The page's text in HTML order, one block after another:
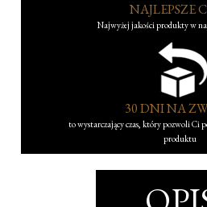
NAJLEPSZE
Najwyżej jakości produkty w
30 DNI NA
to wystarczający czas, który pozwoli Ci
produktu